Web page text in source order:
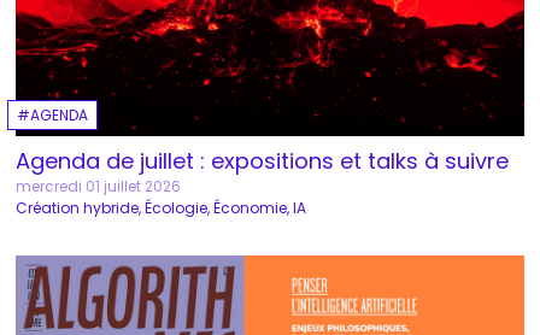
AGENDA
Agenda de juillet : expositions et talks à suivre
mercredi 01 juillet 2026
Création hybride Écologie Économie IA